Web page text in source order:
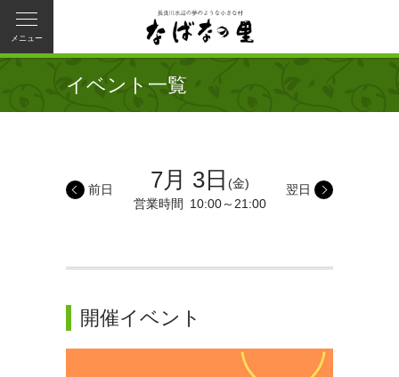
メニュー
イベント一覧
7月 3日 (金)
営業時間
10:00～21:00
前日 翌日
開催イベント